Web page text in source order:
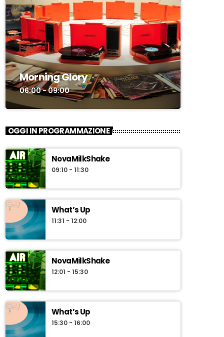
MUSICA
Morning Glory
06:00 - 09:00
OGGI IN PROGRAMMAZIONE
NovaMilkShake
09:10 - 11:30
What’s Up
11:31 - 12:00
NovaMilkShake
12:01 - 15:30
What’s Up
15:30 - 16:00